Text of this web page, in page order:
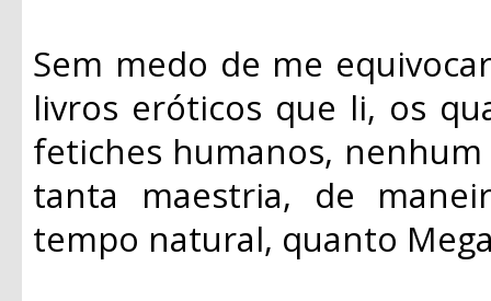
Sem medo de me
livros eróticos que li, os
fetiches humanos,
tanta maestria, de
tempo natural, quanto